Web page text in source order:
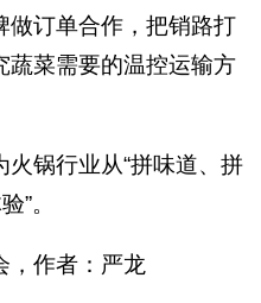
做订单合作，把销路打
蔬菜需要的温控运输方
锅行业从“拼味道、拼
”。
，作者：严龙